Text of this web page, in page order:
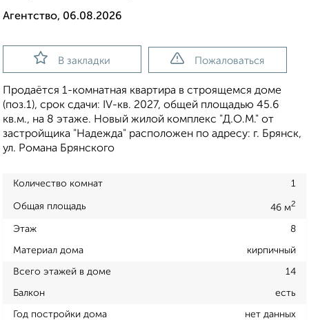
Агентство, 06.08.2026
В закладки Пожаловаться
Продаётся 1-комнатная квартира в строящемся доме
(поз.1), срок сдачи: IV-кв. 2027, общей площадью 45.6
кв.м., на 8 этаже. Новый жилой комплекс "Д.О.М." от
застройщика "Надежда" расположен по адресу: г. Брянск,
ул. Романа Брянского
Количество комнат 1
Общая площадь 46 м2
Этаж 8
Материал дома кирпичный
Всего этажей в доме 14
Балкон есть
Год постройки дома нет данных